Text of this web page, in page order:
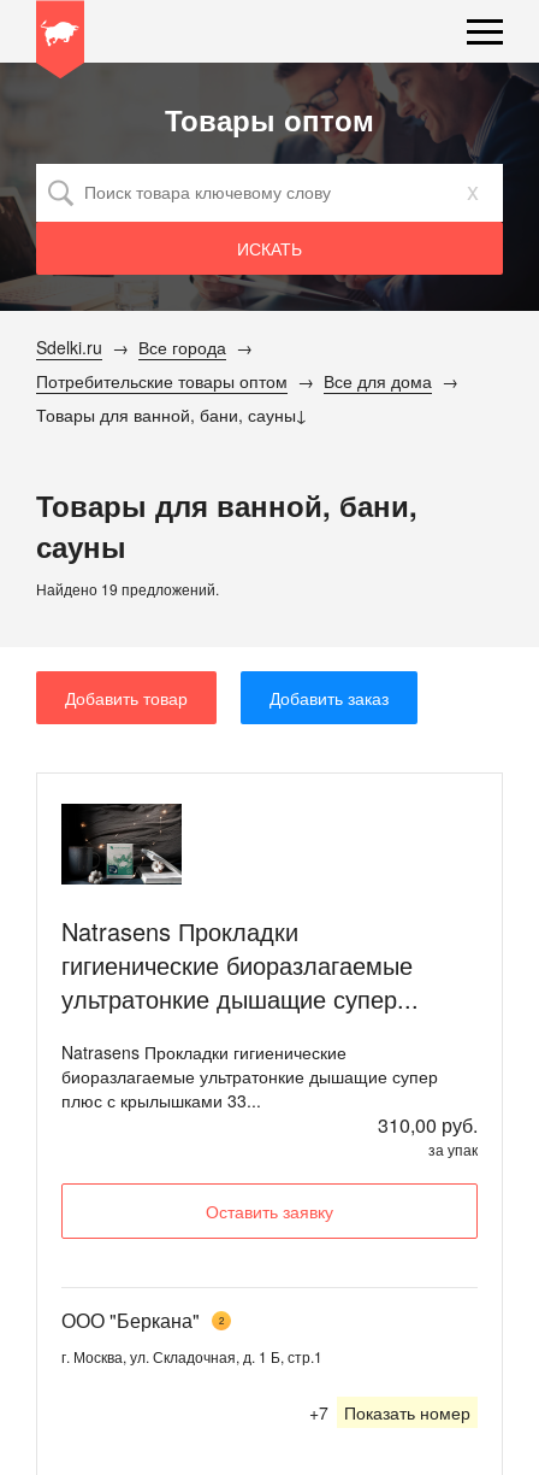
Товары оптом
x
Sdelki.ru
Все города
Потребительские товары оптом
Все для дома
Товары для ванной, бани, сауны
Товары для ванной, бани,
сауны
Найдено 19 предложений.
Добавить товар Добавить заказ
Natrasens Прокладки
гигиенические биоразлагаемые
ультратонкие дышащие супер...
Natrasens Прокладки гигиенические
биоразлагаемые ультратонкие дышащие супер
плюс с крылышками 33...
310,00 руб.
за упак
Оставить заявку
ООО "Беркана" 2
г. Москва, ул. Складочная, д. 1 Б, стр.1
+7 Показать номер